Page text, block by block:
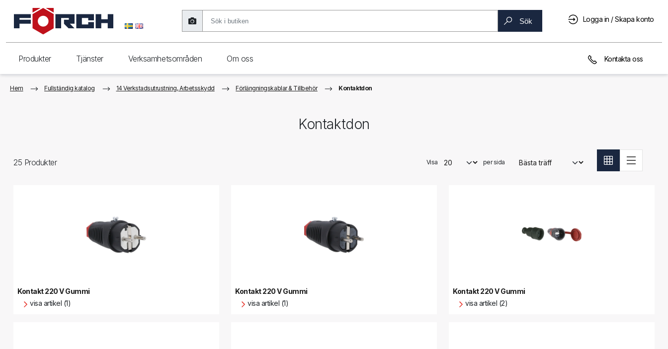
Sök Logga in / Skapa konto
Produkter Tjänster Verksamhetsområden Om oss Kontakta oss
Hem Fullständig katalog 14 Verkstadsutrustning, Arbetsskydd Förlängningskablar & Tillbehör Kontaktdon
Kontaktdon
25 Produkter Visa per sida
Kontakt 220 V Gummi
visa artikel (1)
Kontakt 220 V Gummi
visa artikel (1)
Kontakt 220 V Gummi
visa artikel (2)